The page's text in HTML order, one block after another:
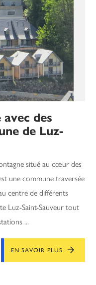
des
de Luz-
situé au cœur des
une commune traversée
centre de différents
Luz-Saint-Sauveur tout
...
EN SAVOIR PLUS